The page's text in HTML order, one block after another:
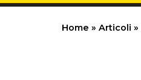
Home » Articoli »